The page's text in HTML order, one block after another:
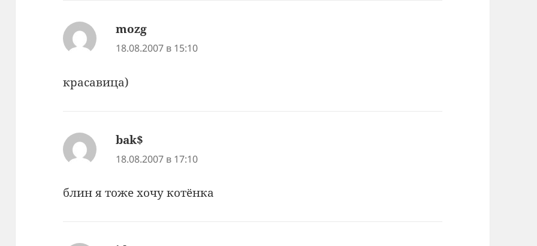
mozg
18.08.2007 в 15:10
красавица)
bak$
18.08.2007 в 17:10
блин я тоже хочу котёнка